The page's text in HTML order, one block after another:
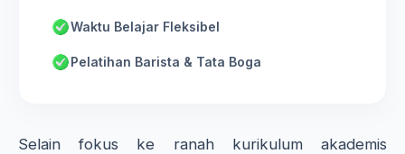
Waktu Belajar Fleksibel
Pelatihan Barista & Tata Boga
Selain fokus ke ranah kurikulum akademis